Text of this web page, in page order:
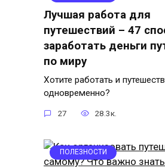
Лучшая работа для
путешествий – 47
заработать деньги
по миру
Хотите работать и
одновременно?
27 28.3к.
ПОЛЕЗНОСТИ